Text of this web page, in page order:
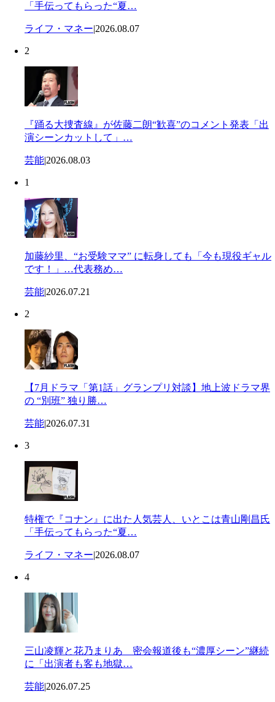
「手伝ってもらった“夏…
ライフ・マネー|2026.08.07
2
『踊る大捜査線』が佐藤二朗“歓喜”のコメント発表「出
演シーンカットして」…
芸能|2026.08.03
1
加藤紗里、“お受験ママ” に転身しても「今も現役ギャル
です！」…代表務め…
芸能|2026.07.21
2
【7月ドラマ「第1話」グランプリ対談】地上波ドラマ界
の “別班” 独り勝…
芸能|2026.07.31
3
特権で『コナン』に出た人気芸人、いとこは青山剛昌氏
「手伝ってもらった“夏…
ライフ・マネー|2026.08.07
4
三山凌輝と花乃まりあ 密会報道後も“濃厚シーン”継続
に「出演者も客も地獄…
芸能|2026.07.25